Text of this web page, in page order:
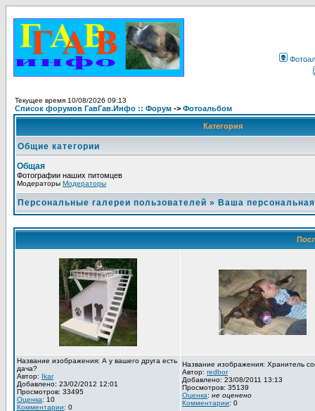
Текущее время 10/08/2026 09:13
Список форумов ГавГав.Инфо :: Форум -> Фотоальбом
Категория
Общие категории
Общая
Фотографии наших питомцев
Модераторы Модераторы
Персональные галереи пользователей » Ваша
Название изображения: А у вашего друга есть
дача?
Автор: Ikar
Добавлено: 23/02/2012 12:01
Просмотров: 33495
Оценка: 10
Комментарии: 0
Название изображения: Хранитель
Автор: redbor
Добавлено: 23/08/2011 13:13
Просмотров: 35139
Оценка: не оценено
Комментарии: 0